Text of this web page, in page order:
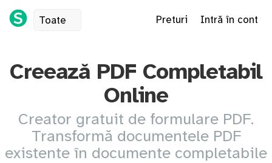
Toate Preturi Intră în cont
Creează PDF Completabil
Online
Creator gratuit de formulare PDF.
Transformă documentele PDF
existente în documente completabile